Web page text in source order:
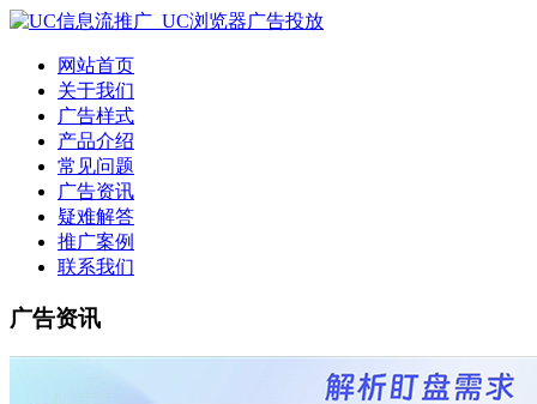
网站首页
关于我们
广告样式
产品介绍
常见问题
广告资讯
疑难解答
推广案例
联系我们
广告资讯
广告资讯|UC广告投放代理商